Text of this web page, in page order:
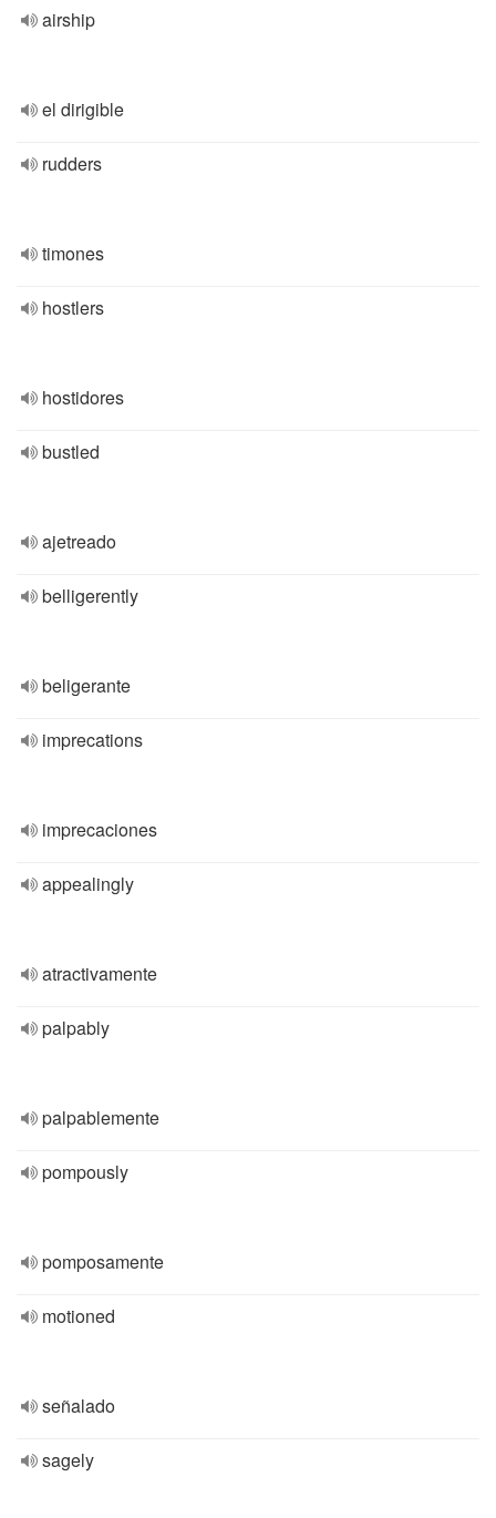
airship
el dirigible
rudders
timones
hostlers
hostidores
bustled
ajetreado
belligerently
beligerante
imprecations
imprecaciones
appealingly
atractivamente
palpably
palpablemente
pompously
pomposamente
motioned
señalado
sagely